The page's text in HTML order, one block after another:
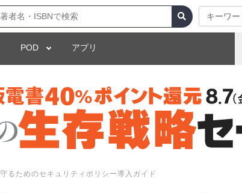
キーワ
POD アプリ
るためのセキュリティポリシー導入ガイド